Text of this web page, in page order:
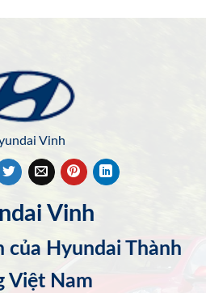
Vinh
Vinh
của Hyundai Thành
Việt Nam